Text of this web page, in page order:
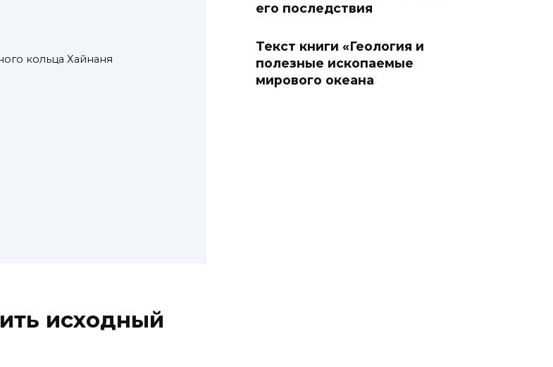
кольца Хайнаня
исходный
его последствия
Текст книги «Геология и
полезные ископаемые
мирового океана